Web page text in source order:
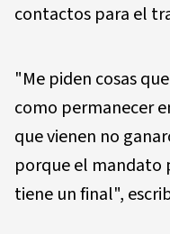
contactos para el
"Me piden cosas
como permanecer
que vienen no
porque el mandato
tiene un final",